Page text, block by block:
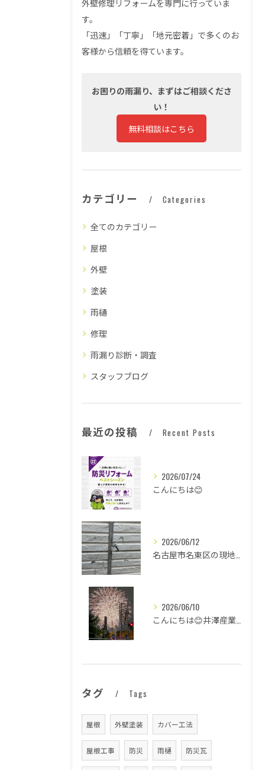
外壁修理リフォームを専門に行っていま
す。
「迅速」「丁寧」「地元密着」で多くのお
客様から信頼を得ています。
お困りの雨漏り、まずはご相談くださ
い！
無料相談はこちら
カテゴリー Categories
全てのカテゴリー
屋根
外壁
塗装
雨樋
修理
雨漏り診断・調査
スタッフブログ
最近の投稿 Recent Posts
2026/07/24
こんにちは😊
2026/06/12
2026/06/10
タグ Tags
屋根 外壁塗装 カバー工法
屋根工事 防災 雨樋 防災瓦